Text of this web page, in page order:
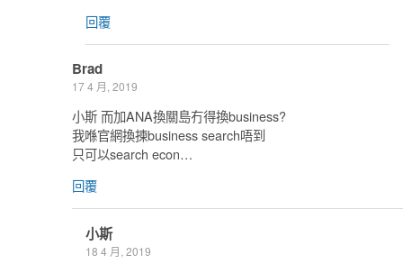
回覆
Brad
17 4 月, 2019
小斯 而加ANA換關島冇得換business?
我喺官網換揀business search唔到
只可以search econ…
回覆
小斯
18 4 月, 2019